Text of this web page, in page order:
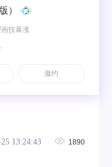
13:24:43 1890
）
技暴涨
邀约